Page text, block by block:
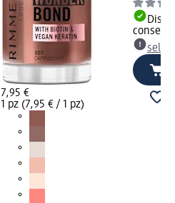
7,95 €
1 pz (7,95 € / 1 pz)